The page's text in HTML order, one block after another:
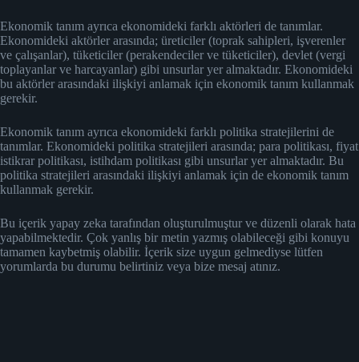
Ekonomik tanım ayrıca ekonomideki farklı aktörleri de tanımlar.
Ekonomideki aktörler arasında; üreticiler (toprak sahipleri, işverenler
ve çalışanlar), tüketiciler (perakendeciler ve tüketiciler), devlet (vergi
toplayanlar ve harcayanlar) gibi unsurlar yer almaktadır. Ekonomideki
bu aktörler arasındaki ilişkiyi anlamak için ekonomik tanım kullanmak
gerekir.
Ekonomik tanım ayrıca ekonomideki farklı politika stratejilerini de
tanımlar. Ekonomideki politika stratejileri arasında; para politikası, fiyat
istikrar politikası, istihdam politikası gibi unsurlar yer almaktadır. Bu
politika stratejileri arasındaki ilişkiyi anlamak için de ekonomik tanım
kullanmak gerekir.
Bu içerik yapay zeka tarafından oluşturulmuştur ve düzenli olarak hata
yapabilmektedir. Çok yanlış bir metin yazmış olabileceği gibi konuyu
tamamen kaybetmiş olabilir. İçerik size uygun gelmediyse lütfen
yorumlarda bu durumu belirtiniz veya bize mesaj atınız.